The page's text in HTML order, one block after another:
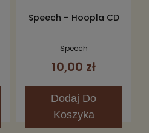
Speech – Hoopla CD
Speech
10,00 zł
Dodaj Do
Koszyka